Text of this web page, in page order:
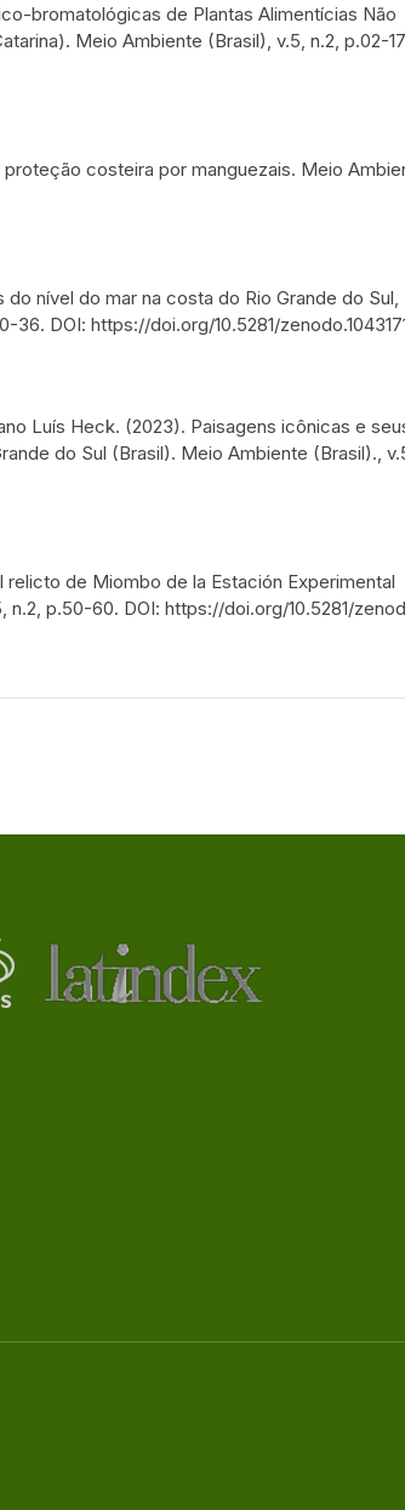
bromatológicas de Plantas Alimentícias Não
Meio Ambiente (Brasil), v.5, n.2, p.02-
costeira por manguezais. Meio
nível do mar na costa do Rio Grande do Sul,
DOI: https://doi.org/10.5281/
Luís Heck. (2023). Paisagens icônicas e
do Sul (Brasil). Meio Ambiente (Brasil).,
de Miombo de la Estación Experimental
p.50-60. DOI: https://doi.org/10.5281/